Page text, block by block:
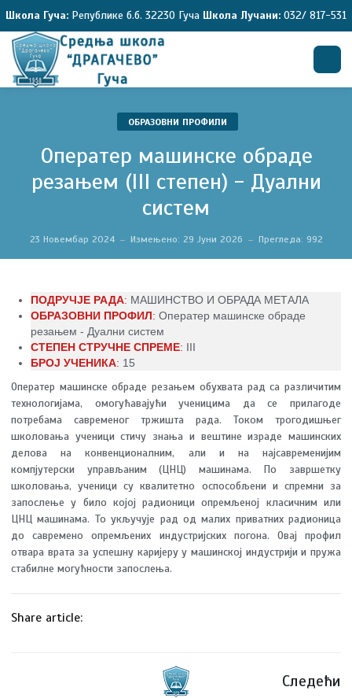
Школа Гуча: Републике б.б. 32230 Гуча Школа Лучани: 032/ 817-531
Оператер машинске обраде
резањем (III степен) - Дуални
систем
ОБРАЗОВНИ ПРОФИЛИ
23 Новембар 2024 Измењено: 29 Јуни 2026 Прегледа: 992
ПОДРУЧЈЕ РАДА: МАШИНСТВО И ОБРАДА МЕТАЛА
ОБРАЗОВНИ ПРОФИЛ: Оператер машинске обраде
резањем - Дуални систем
СТЕПЕН СТРУЧНЕ СПРЕМЕ: III
БРОЈ УЧЕНИКА: 15
Оператер машинске обраде резањем обухвата рад са различитим
технологијама, омогућавајући ученицима да се прилагоде
потребама савременог тржишта рада. Током трогодишњег
школовања ученици стичу знања и вештине израде машинских
делова на конвенционалним, али и на најсавременијим
компјутерски управљаним (ЦНЦ) машинама. По завршетку
школовања, ученици су квалитетно оспособљени и спремни за
запослење у било којој радионици опремљеној класичним или
ЦНЦ машинама. То укључује рад од малих приватних радионица
до савремено опремљених индустријских погона. Овај профил
отвара врата за успешну каријеру у машинској индустрији и пружа
стабилне могућности запослења.
Share article:
Следећи